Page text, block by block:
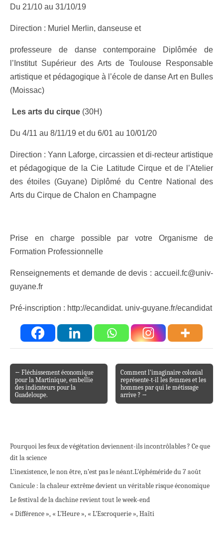
Du 21/10 au 31/10/19
Direction : Muriel Merlin, danseuse et
professeure de danse contemporaine Diplômée de
l’Institut Supérieur des Arts de Toulouse Responsable
artistique et pédagogique à l’école de danse Art en Bulles
(Moissac)
Les arts du cirque (30H)
Du 4/11 au 8/11/19 et du 6/01 au 10/01/20
Direction : Yann Laforge, circassien et di-recteur artistique
et pédagogique de la Cie Latitude Cirque et de l’Atelier
des étoiles (Guyane) Diplômé du Centre National des
Arts du Cirque de Chalon en Champagne
Prise en charge possible par votre Organisme de
Formation Professionnelle
Renseignements et demande de devis : accueil.fc@univ-
guyane.fr
Pré-inscription : http://ecandidat. univ-guyane.fr/ecandidat
Post navigation
← Fléchissement économique
pour la Martinique, embellie
des indicateurs pour la
Guadeloupe.
Comment l’imaginaire colonial
représente-t-il les femmes et les
hommes par qui le métissage
arrive ? →
Pourquoi les feux de végétation deviennent-ils incontrôlables ? Ce que
dit la science
L’inexistence, le non être, n’est pas le néant.L’éphéméride du 7 août
Canicule : la chaleur extrême devient un véritable risque économique
Le festival de la dachine revient tout le week-end
« Différence », « L’Heure », « L’Escroquerie », Haïti